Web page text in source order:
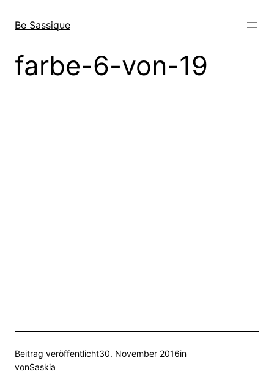
zum
wechseln
Be Sassique
farbe-6-von-19
Beitrag veröffentlicht30. November 2016in
vonSaskia